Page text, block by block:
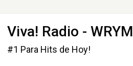
Viva! Radio - WRYM
#1 Para Hits de Hoy!